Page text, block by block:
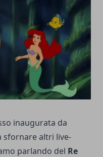
inaugurata da
sfornare altri live-
parlando del Re